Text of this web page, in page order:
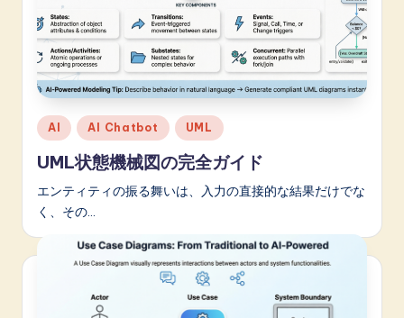
Posted
in
AI AI Chatbot UML
UML状態機械図の完全ガイド
エンティティの振る舞いは、入力の直接的な結果だけでな
く、その…